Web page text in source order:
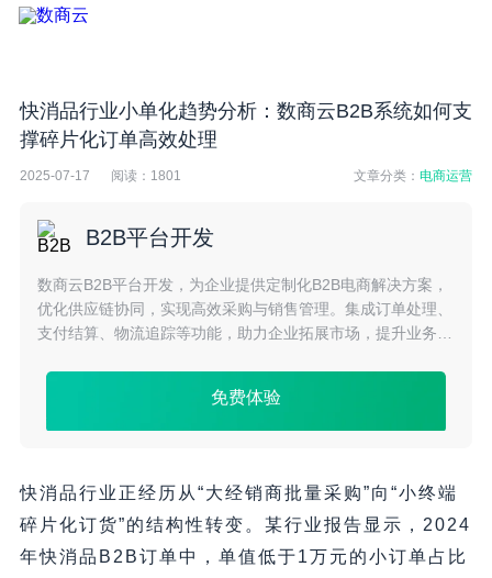
快消品行业小单化趋势分析：数商云B2B系统如何支
撑碎片化订单高效处理
2025-07-17 阅读： 1801 文章分类：电商运营
B2B平台开发
数商云B2B平台开发，为企业提供定制化B2B电商解决方案，
优化供应链协同，实现高效采购与销售管理。集成订单处理、
支付结算、物流追踪等功能，助力企业拓展市场，提升业务效
免费体验
快消品行业正经历从“大经销商批量采购”向“小终端
碎片化订货”的结构性转变。某行业报告显示，2024
年快消品B2B订单中，单值低于1万元的小订单占比